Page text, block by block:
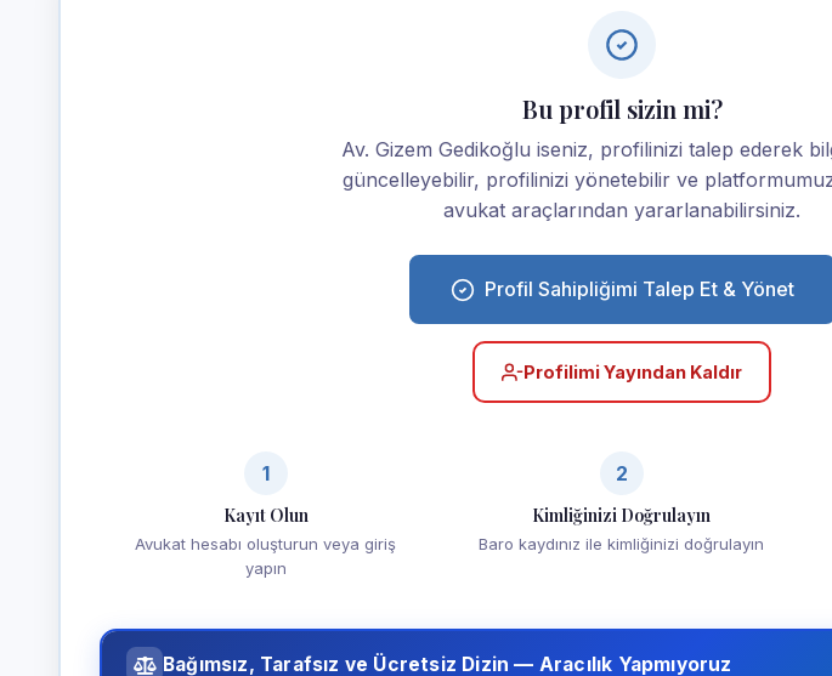
Bu profil sizin mi?
Av. Gizem Gedikoğlu iseniz, profilinizi talep ederek
güncelleyebilir, profilinizi yönetebilir ve
avukat araçlarından yararlanabilirsiniz.
Profil Sahipliğimi Talep Et & Yönet
Profilimi Yayından Kaldır
1
Kayıt Olun
Avukat hesabı oluşturun veya giriş
yapın
2
Kimliğinizi Doğrulayın
Baro kaydınız ile kimliğinizi doğrulayın
Bağımsız, Tarafsız ve Ücretsiz Dizin — Aracılık Yapmıyoruz